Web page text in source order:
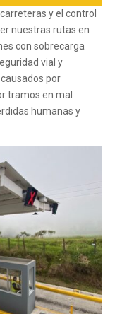
y el control
nuestras rutas en
con sobrecarga
vial y
por
tramos en mal
humanas y